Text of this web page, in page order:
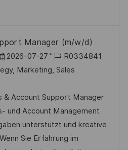
Manager (m/w/d)
2026-07-27
J
o
I
d
R0334841
Marketing, Sales
& Account Support Manager
und Account Management
unterstützt und kreative
Sie Erfahrung im